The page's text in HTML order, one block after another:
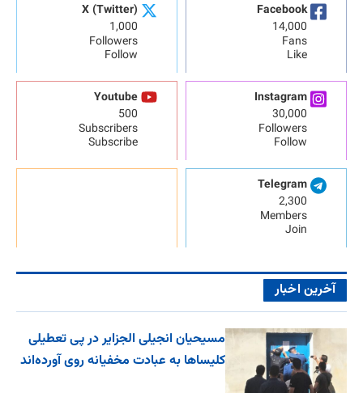
Facebook
14,000
Fans
Like
X (Twitter)
1,000
Followers
Follow
Instagram
30,000
Followers
Follow
Youtube
500
Subscribers
Subscribe
Telegram
2,300
Members
Join
آخرین اخبار
مسیحیان انجیلی الجزایر در پی تعطیلی
کلیساها به عبادت مخفیانه روی آورده‌اند